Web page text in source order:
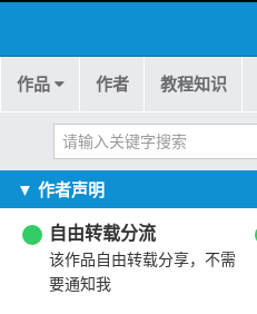
作品 作者 教程知识
▼ 作者声明
自由转载分流
该作品自由转载分享，不需
要通知我